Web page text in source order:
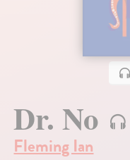
Dr. No
Fleming Ian